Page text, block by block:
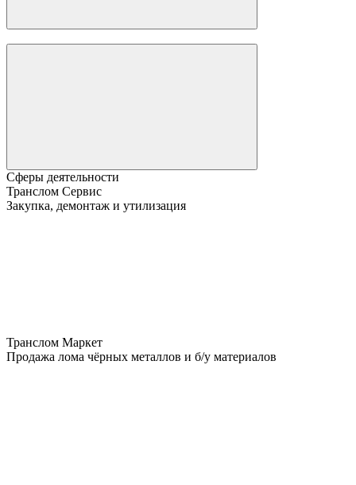
Сферы деятельности
Транслом Сервис
Закупка, демонтаж и утилизация
Транслом Маркет
Продажа лома чёрных металлов и б/у материалов